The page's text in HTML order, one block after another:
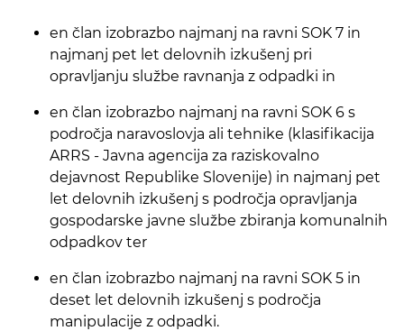
en član izobrazbo najmanj na ravni SOK 7 in
najmanj pet let delovnih izkušenj pri
opravljanju službe ravnanja z odpadki in
en član izobrazbo najmanj na ravni SOK 6 s
področja naravoslovja ali tehnike (klasifikacija
ARRS - Javna agencija za raziskovalno
dejavnost Republike Slovenije) in najmanj pet
let delovnih izkušenj s področja opravljanja
gospodarske javne službe zbiranja komunalnih
odpadkov ter
en član izobrazbo najmanj na ravni SOK 5 in
deset let delovnih izkušenj s področja
manipulacije z odpadki.